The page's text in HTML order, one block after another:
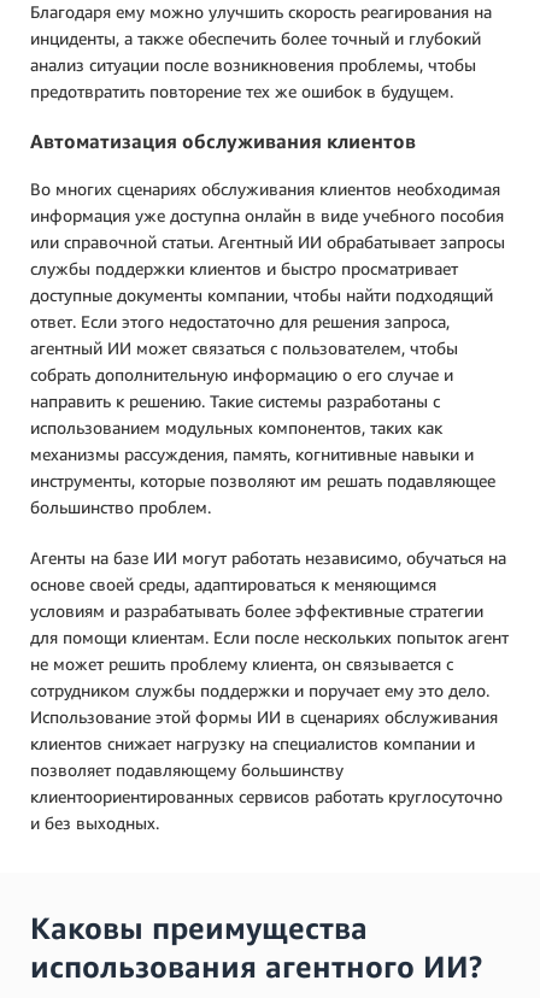
Благодаря ему можно улучшить скорость реагирования на
инциденты, а также обеспечить более точный и глубокий
анализ ситуации после возникновения проблемы, чтобы
предотвратить повторение тех же ошибок в будущем.
Автоматизация обслуживания клиентов
Во многих сценариях обслуживания клиентов необходимая
информация уже доступна онлайн в виде учебного пособия
или справочной статьи. Агентный ИИ обрабатывает запросы
службы поддержки клиентов и быстро просматривает
доступные документы компании, чтобы найти подходящий
ответ. Если этого недостаточно для решения запроса,
агентный ИИ может связаться с пользователем, чтобы
собрать дополнительную информацию о его случае и
направить к решению. Такие системы разработаны с
использованием модульных компонентов, таких как
механизмы рассуждения, память, когнитивные навыки и
инструменты, которые позволяют им решать подавляющее
большинство проблем.
Агенты на базе ИИ могут работать независимо, обучаться на
основе своей среды, адаптироваться к меняющимся
условиям и разрабатывать более эффективные стратегии
для помощи клиентам. Если после нескольких попыток агент
не может решить проблему клиента, он связывается с
сотрудником службы поддержки и поручает ему это дело.
Использование этой формы ИИ в сценариях обслуживания
клиентов снижает нагрузку на специалистов компании и
позволяет подавляющему большинству
клиентоориентированных сервисов работать круглосуточно
и без выходных.
Каковы преимущества
использования агентного ИИ?